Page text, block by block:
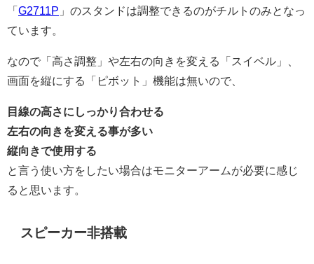
「 G2711P 」のスタンドは調整できるのがチルトのみとなっ
ています。
なので「高さ調整」や左右の向きを変える「スイベル」、
画面を縦にする「ピボット」機能は無いので、
目線の高さにしっかり合わせる
左右の向きを変える事が多い
縦向きで使用する
と言う使い方をしたい場合はモニターアームが必要に感じ
ると思います。
スピーカー非搭載